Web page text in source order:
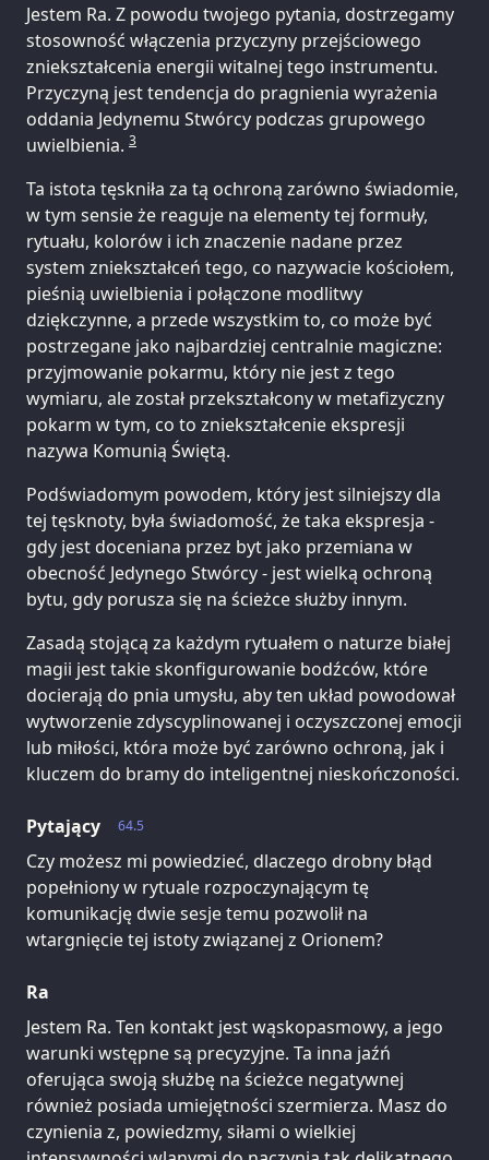
Jestem Ra. Z powodu twojego pytania, dostrzegamy
stosowność włączenia przyczyny przejściowego
zniekształcenia energii witalnej tego instrumentu.
Przyczyną jest tendencja do pragnienia wyrażenia
oddania Jedynemu Stwórcy podczas grupowego
uwielbienia. 3
Ta istota tęskniła za tą ochroną zarówno świadomie,
w tym sensie że reaguje na elementy tej formuły,
rytuału, kolorów i ich znaczenie nadane przez
system zniekształceń tego, co nazywacie kościołem,
pieśnią uwielbienia i połączone modlitwy
dziękczynne, a przede wszystkim to, co może być
postrzegane jako najbardziej centralnie magiczne:
przyjmowanie pokarmu, który nie jest z tego
wymiaru, ale został przekształcony w metafizyczny
pokarm w tym, co to zniekształcenie ekspresji
nazywa Komunią Świętą.
Podświadomym powodem, który jest silniejszy dla
tej tęsknoty, była świadomość, że taka ekspresja -
gdy jest doceniana przez byt jako przemiana w
obecność Jedynego Stwórcy - jest wielką ochroną
bytu, gdy porusza się na ścieżce służby innym.
Zasadą stojącą za każdym rytuałem o naturze białej
magii jest takie skonfigurowanie bodźców, które
docierają do pnia umysłu, aby ten układ powodował
wytworzenie zdyscyplinowanej i oczyszczonej emocji
lub miłości, która może być zarówno ochroną, jak i
kluczem do bramy do inteligentnej nieskończoności.
64.5
Pytający
Czy możesz mi powiedzieć, dlaczego drobny błąd
popełniony w rytuale rozpoczynającym tę
komunikację dwie sesje temu pozwolił na
wtargnięcie tej istoty związanej z Orionem?
Ra
Jestem Ra. Ten kontakt jest wąskopasmowy, a jego
warunki wstępne są precyzyjne. Ta inna jaźń
oferująca swoją służbę na ścieżce negatywnej
również posiada umiejętności szermierza. Masz do
czynienia z, powiedzmy, siłami o wielkiej